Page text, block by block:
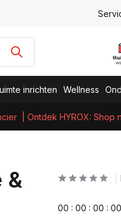
inrichten Wellness
| Ontdek HYROX:
&
00 : 00 : 00 : 00